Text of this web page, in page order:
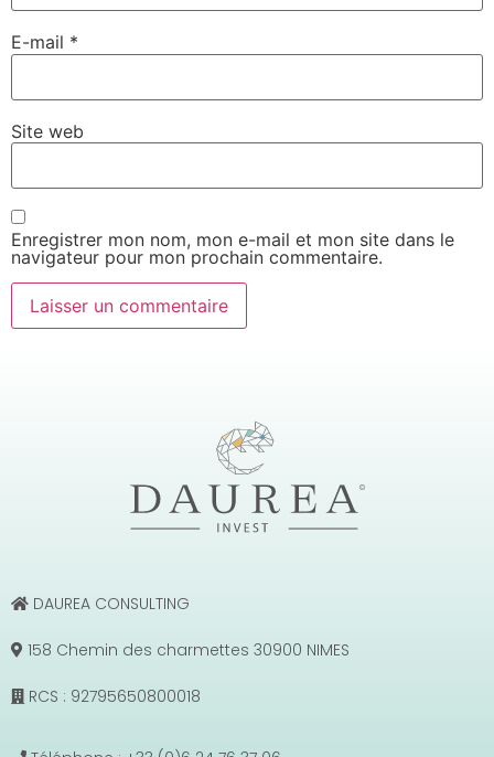
E-mail *
Site web
Enregistrer mon nom, mon e-mail et mon site dans le
navigateur pour mon prochain commentaire.
DAUREA CONSULTING
158 Chemin des charmettes 30900 NIMES
RCS : 92795650800018